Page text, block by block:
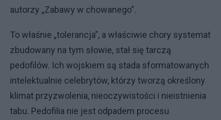
autorzy „Zabawy w chowanego”.
To właśnie „tolerancja”, a właściwie chory systemat
zbudowany na tym słowie, stał się tarczą
pedofilów. Ich wojskiem są stada sformatowanych
intelektualnie celebrytów, którzy tworzą określony
klimat przyzwolenia, nieoczywistości i nieistnienia
tabu. Pedofilia nie jest odpadem procesu